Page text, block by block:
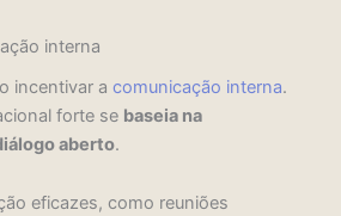
interna
incentivar acomunicação interna.
forte se baseia na
aberto.
eficazes, como reuniões